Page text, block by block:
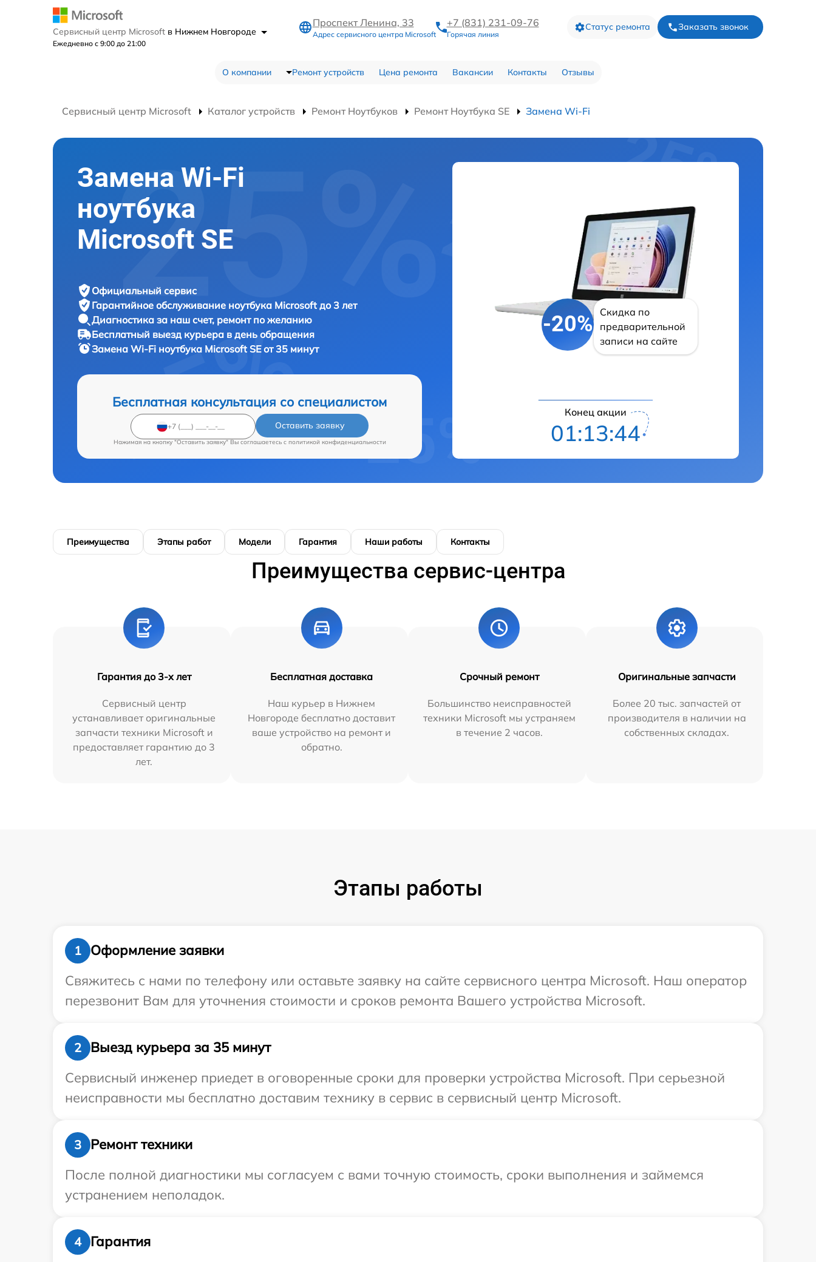
Сервисный центр Microsoft в Нижнем Новгороде
Ежедневно с 9:00 до 21:00
Проспект Ленина, 33
Адрес сервисного центра Microsoft
+7 (831) 231-09-76
Горячая линия
Статус ремонта Заказать звонок
О компании Ремонт устройств Цена ремонта Вакансии Контакты Отзывы
Сервисный центр Microsoft Каталог устройств Ремонт Ноутбуков Ремонт Ноутбука SE Замена Wi-Fi
Замена Wi-Fi
ноутбука
Microsoft SE
Официальный сервис
Гарантийное обслуживание ноутбука Microsoft до 3 лет
Диагностика за наш счет, ремонт по желанию
Бесплатный выезд курьера в день обращения
Замена Wi-Fi ноутбука Microsoft SE от 35 минут
Бесплатная консультация со специалистом
Оставить заявку
Нажимая на кнопку "Оставить заявку" Вы соглашаетесь c политикой конфиденциальности
-20%
Скидка по
предварительной
записи на сайте
Конец акции
01:13:43
Преимущества Этапы работ Модели Гарантия Наши работы Контакты
Преимущества сервис-центра
Гарантия до 3-х лет
Сервисный центр
устанавливает оригинальные
запчасти техники Microsoft и
предоставляет гарантию до 3
лет.
Бесплатная доставка
Наш курьер в Нижнем
Новгороде бесплатно доставит
ваше устройство на ремонт и
обратно.
Срочный ремонт
Большинство неисправностей
техники Microsoft мы устраняем
в течение 2 часов.
Оригинальные запчасти
Более 20 тыс. запчастей от
производителя в наличии на
собственных складах.
Этапы работы
1
Оформление заявки
Свяжитесь с нами по телефону или оставьте заявку на сайте сервисного центра Microsoft. Наш оператор
перезвонит Вам для уточнения стоимости и сроков ремонта Вашего устройства Microsoft.
2
Выезд курьера за 35 минут
Сервисный инженер приедет в оговоренные сроки для проверки устройства Microsoft. При серьезной
неисправности мы бесплатно доставим технику в сервис в сервисный центр Microsoft.
3
Ремонт техники
После полной диагностики мы согласуем с вами точную стоимость, сроки выполнения и займемся
устранением неполадок.
4
Гарантия